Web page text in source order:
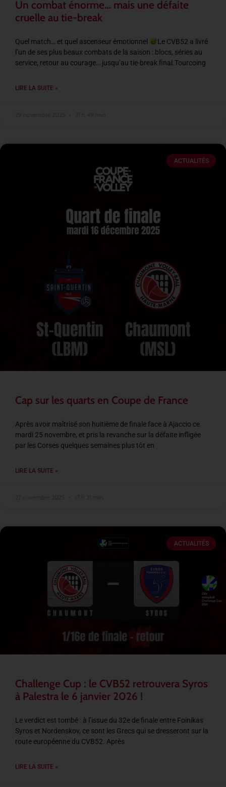
Un combat énorme… mais une défaite
cruelle au tie-break
Quel match… et quel ascenseur émotionnel
Le CVB52 a livré
l’un de ses plus beaux combats de la saison : blocs, séries au
service, retour au courage… jusqu’au tie-break final.Tourcoing
LIRE LA SUITE »
ACTUALITÉS
Cap sur les quarts en Coupe de France
Après avoir maîtrisé son huitième de finale face à Ajaccio ce
mardi 25 novembre, et pris la revanche sur la défaite infligée
par les Corses quelques semaines plus tôt en
LIRE LA SUITE »
ACTUALITÉS
Challenge Cup : le CVB52 retrouvera Syros
à Palestra le 6 janvier 2026 !
Le verdict est tombé : à l’issue du 32e de finale entre Foinikas
Syros et Nordenskov, ce sont les Grecs qui se dresseront sur la
route européenne du CVB52. Après
LIRE LA SUITE »